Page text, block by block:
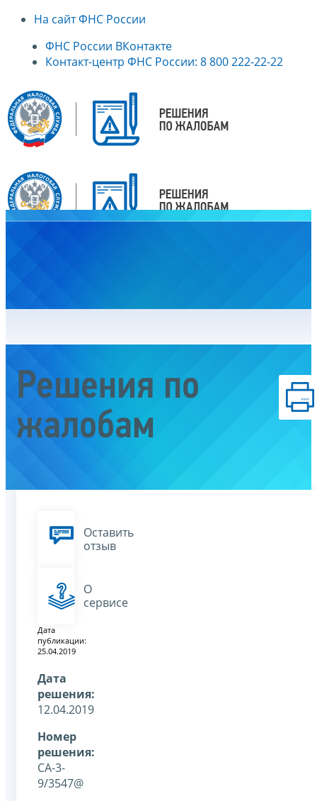
На сайт ФНС России
ФНС России ВКонтакте
Контакт-центр ФНС России: 8 800 222-22-22
Решения по
жалобам
Оставить
отзыв
О
сервисе
Дата
публикации:
25.04.2019
Дата
решения:
12.04.2019
Номер
решения:
СА-3-
9/3547@